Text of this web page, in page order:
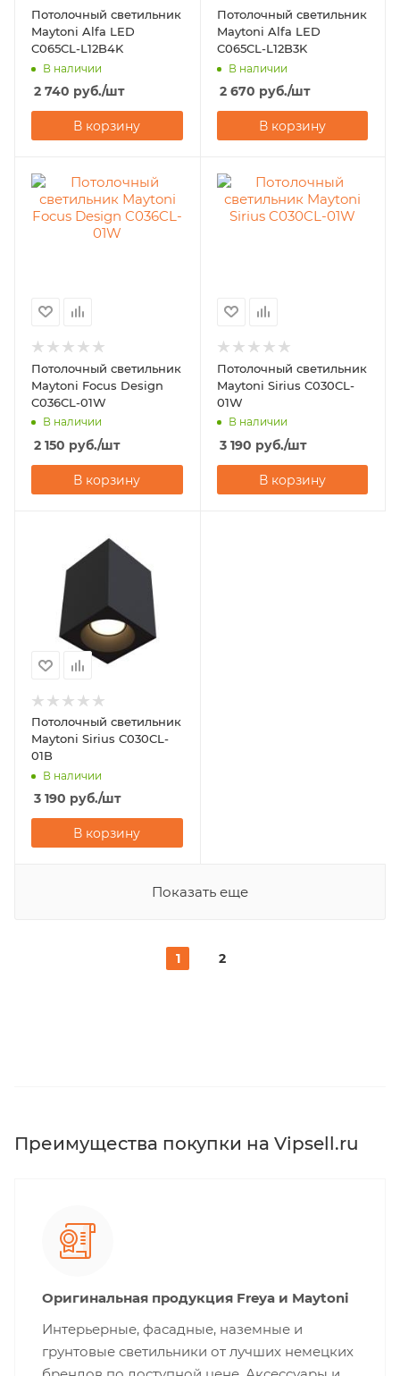
Потолочный светильник
Maytoni Alfa LED
C065CL-L12B4K
В наличии
2 740 руб./шт
В корзину
Потолочный светильник
Maytoni Alfa LED
C065CL-L12B3K
В наличии
2 670 руб./шт
В корзину
Потолочный светильник
Maytoni Focus Design
C036CL-01W
В наличии
2 150 руб./шт
В корзину
Потолочный светильник
Maytoni Sirius C030CL-
01W
В наличии
3 190 руб./шт
В корзину
Потолочный светильник
Maytoni Sirius C030CL-
01B
В наличии
3 190 руб./шт
В корзину
Показать еще
1 2
Преимущества покупки на Vipsell.ru
Оригинальная продукция Freya и Maytoni
Интерьерные, фасадные, наземные и
грунтовые светильники от лучших немецких